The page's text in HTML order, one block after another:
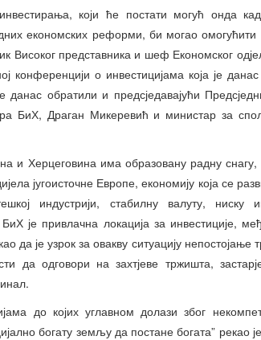
који ће постати могућ онда
економских реформи, би могао омогућити
Високог представника и шеф Економског
конференцији о инвестицијама која је
данас обратили и предсједавајући
БиХ, Драган Микеревић и министар за
и Херцеговина има образовану радну
југоисточне Европе, економију која се
индустрији, стабилну валуту,
је привлачна локација за инвестиције,
да је узрок за овакву ситуацију
да одговори на захтјеве тржишта,
до којих углавном долази због
богату земљу да постане богата” рекао